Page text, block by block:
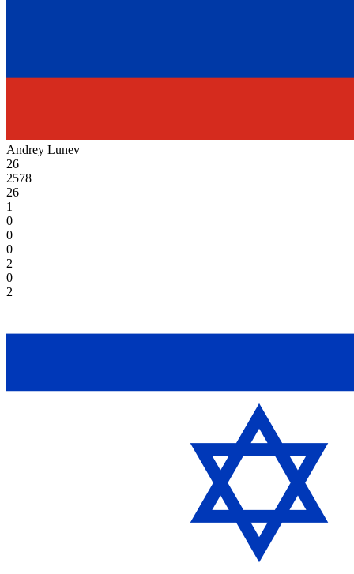
Andrey Lunev
26
2578
26
1
0
0
0
2
0
2